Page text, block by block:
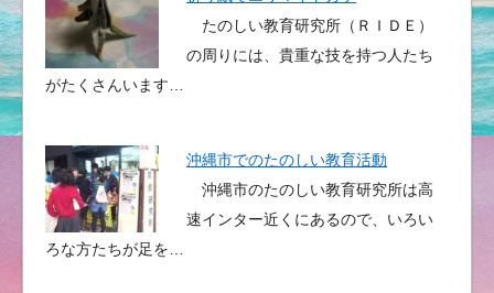
たのしい教育研究所（ＲＩＤＥ）
の周りには、貴重な技を持つ人たち
がたくさんいます…
沖縄市でのたのしい教育活動
沖縄市のたのしい教育研究所は高
速インター近くにあるので、いろい
ろな方たちが足を…